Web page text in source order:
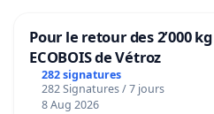
Pour le retour des 2’000
ECOBOIS de Vétroz
282 signatures
282 Signatures / 7 jours
8 Aug 2026